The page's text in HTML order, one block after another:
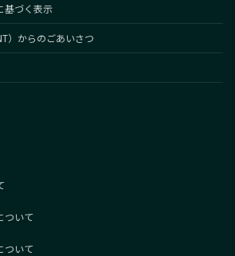
基づく表示
）からのごあいさつ
ついて
ついて